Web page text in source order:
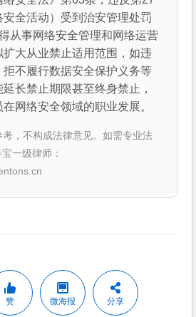
全活动）受到治安管理处罚
从事网络安全管理和网络运营
大从业禁止适用范围，如违
不履行数据安全保护义务等
长禁止期限甚至终身禁止，
网络安全领域的职业发展。
考，不构成法律意见。如需专业法
一级律师：
赞 微海报 分享